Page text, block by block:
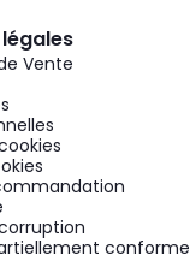
Vente
conforme